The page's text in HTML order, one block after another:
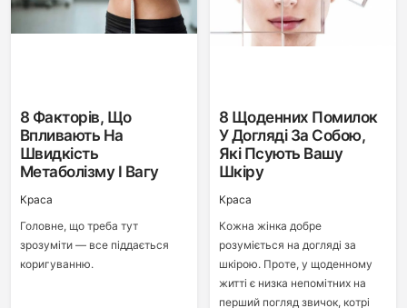
8 Факторів, Що
Впливають На
Швидкість
Метаболізму І Вагу
Краса
Головне, що треба тут
зрозуміти — все піддається
коригуванню.
8 Щоденних Помилок
У Догляді За Собою,
Які Псують Вашу
Шкіру
Краса
Кожна жінка добре
розуміється на догляді за
шкірою. Проте, у щоденному
житті є низка непомітних на
перший погляд звичок, котрі